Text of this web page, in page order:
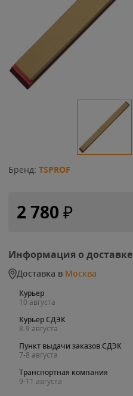
Бренд: TSPROF
2 780 ₽
Информация о доставке
Доставка в Москва
Курьер
10 августа
Курьер СДЭК
8-9 августа
Пункт выдачи заказов СДЭК
7-8 августа
Транспортная компания
9-11 августа